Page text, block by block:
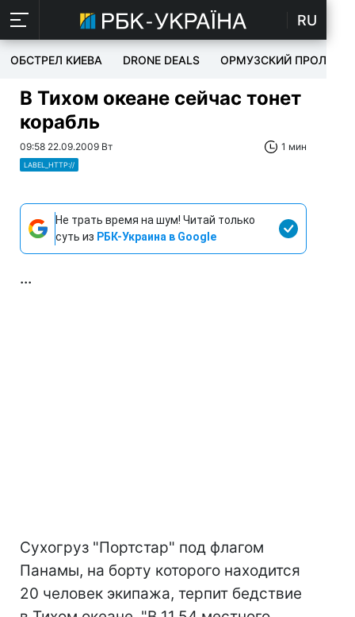
RU
ОБСТРЕЛ КИЕВА DRONE DEALS ОРМУЗСКИЙ ПРОЛИВ
В Тихом океане сейчас тонет
корабль
09:58 22.09.2009 Вт 1 мин
LABEL_HTTP://
Не трать время на шум! Читай только
суть из РБК-Украина в Google
...
Сухогруз "Портстар" под флагом
Панамы, на борту которого находится
20 человек экипажа, терпит бедствие